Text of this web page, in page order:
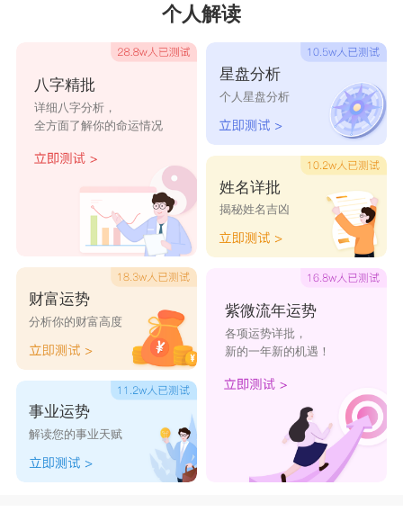
女
欢喜佛 即心即佛 既心是佛 寂寞的人
仍像早晨 摆脱孤独 古月福福
独自寻芳 来路生云 为欢几何 清茶酒 一纸枕书
书煮日月 春暖花开 兴旺发达 静已思之
愈脓
杯
风月瘦如
刀
执伞青衣
袖
弘忍 心清
道宣
郁郁黄花 梵修 烦恼天天
有
简道无形
清宁时光 枝上绵蛮 枝头花几 见佛不烧
香
个人解读
八字精批
详细八字分析，
全方面了解你的命运情况
财富运势
分析你的财富高度
事业运势
解读您的事业天赋
星盘分析
个人星盘分析
姓名详批
揭秘姓名吉凶
紫微流年运势
各项运势详批，
新的一年新的机遇！